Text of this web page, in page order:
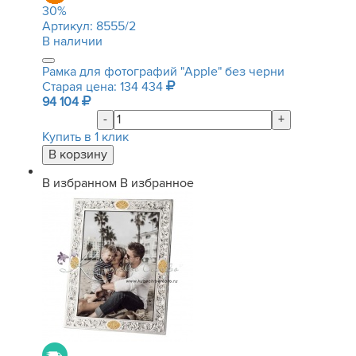
30%
Артикул: 8555/2
В наличии
Рамка для фотографий "Apple" без черни
Старая цена: 134 434
94 104
-
+
Купить в 1 клик
В избранном В избранное